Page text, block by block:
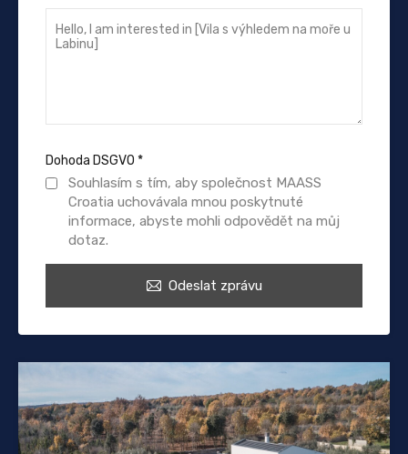
Dohoda DSGVO *
Souhlasím s tím, aby společnost MAASS
Croatia uchovávala mnou poskytnuté
informace, abyste mohli odpovědět na můj
dotaz.
Odeslat zprávu